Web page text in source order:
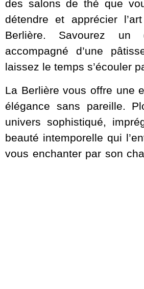
des salons de thé que
détendre et apprécier
Berlière. Savourez un
accompagné d’une
laissez le temps s’écouler
La Berlière vous offre une
élégance sans pareille.
univers sophistiqué,
beauté intemporelle qui
vous enchanter par son